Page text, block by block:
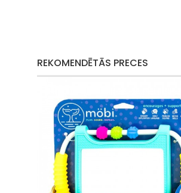
REKOMENDĒTĀS PRECES